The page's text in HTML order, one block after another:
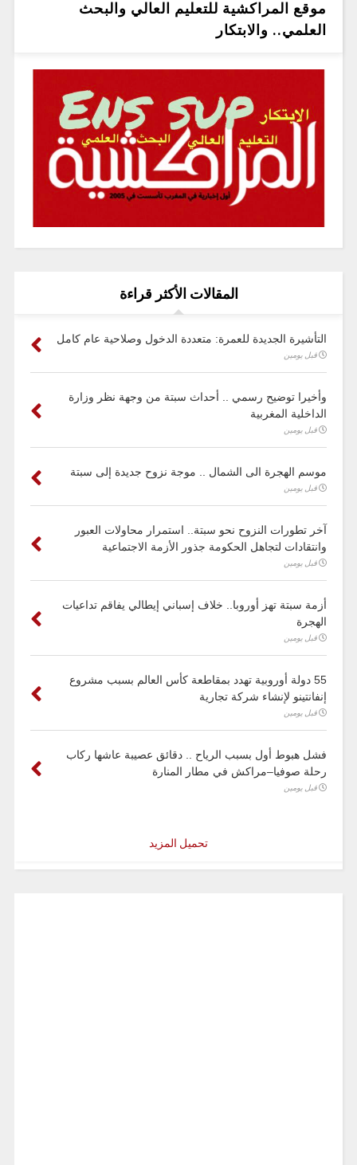
موقع المراكشية للتعليم العالي والبحث
العلمي.. والابتكار
المقالات الأكثر قراءة
التأشيرة الجديدة للعمرة: متعددة الدخول وصلاحية عام كامل
قبل يومين
وأخيرا توضيح رسمي .. أحداث سبتة من وجهة نظر وزارة
الداخلية المغربية
قبل يومين
موسم الهجرة الى الشمال .. موجة نزوح جديدة إلى سبتة
قبل يومين
آخر تطورات النزوح نحو سبتة.. استمرار محاولات العبور
وانتقادات لتجاهل الحكومة جذور الأزمة الاجتماعية
قبل يومين
أزمة سبتة تهز أوروبا.. خلاف إسباني إيطالي يفاقم تداعيات
الهجرة
قبل يومين
55 دولة أوروبية تهدد بمقاطعة كأس العالم بسبب مشروع
إنفانتينو لإنشاء شركة تجارية
قبل يومين
فشل هبوط أول بسبب الرياح .. دقائق عصيبة عاشها ركاب
رحلة صوفيا–مراكش في مطار المنارة
قبل يومين
تحميل المزيد